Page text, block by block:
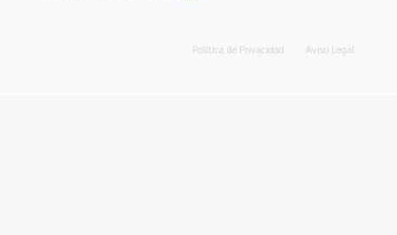
Política de Privacidad Aviso Legal